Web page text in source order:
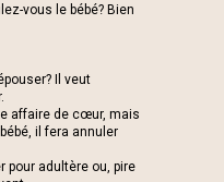
vous le bébé? Bien
Il veut
affaire de cœur, mais
il fera annuler
pour adultère ou, pire